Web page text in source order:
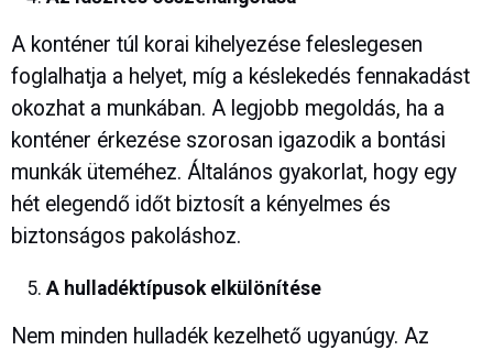
A konténer túl korai kihelyezése feleslegesen
foglalhatja a helyet, míg a késlekedés fennakadást
okozhat a munkában. A legjobb megoldás, ha a
konténer érkezése szorosan igazodik a bontási
munkák üteméhez. Általános gyakorlat, hogy egy
hét elegendő időt biztosít a kényelmes és
biztonságos pakoláshoz.
A hulladéktípusok elkülönítése
Nem minden hulladék kezelhető ugyanúgy. Az